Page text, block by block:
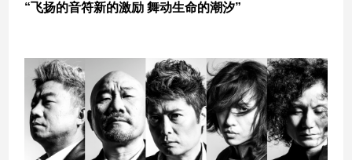
“飞扬的音符新的激励 舞动生命的潮汐”